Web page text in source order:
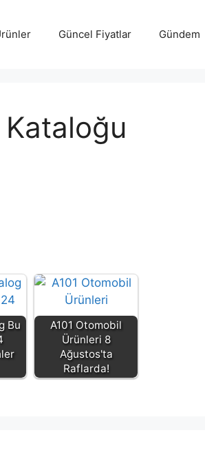
Güncel Fiyatlar Gündem
Bu
A101 Otomobil
Ürünleri 8
Ağustos'ta
Raflarda!